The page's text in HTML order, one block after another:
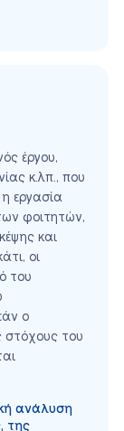
έργου,
κ.λπ., που
η εργασία
φοιτητών,
και
οι
του
ο
στόχους του
ανάλυση
της